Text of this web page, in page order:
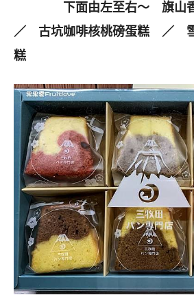
下面由左至右～ 旗山香
／ 古坑咖啡核桃磅蛋糕 ／
糕